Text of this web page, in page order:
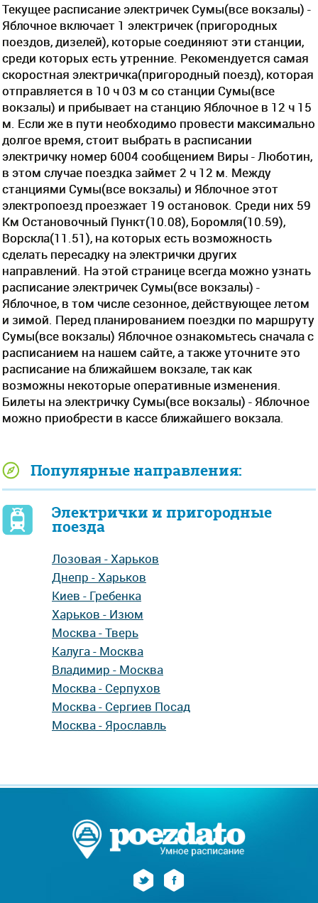
Текущее расписание электричек Сумы(все вокзалы) -
Яблочное включает 1 электричек (пригородных
поездов, дизелей), которые соединяют эти станции,
среди которых есть утренние. Рекомендуется самая
скоростная электричка(пригородный поезд), которая
отправляется в 10 ч 03 м со станции Сумы(все
вокзалы) и прибывает на станцию Яблочное в 12 ч 15
м. Если же в пути необходимо провести максимально
долгое время, стоит выбрать в расписании
электричку номер 6004 сообщением Виры - Люботин,
в этом случае поездка займет 2 ч 12 м. Между
станциями Сумы(все вокзалы) и Яблочное этот
электропоезд проезжает 19 остановок. Среди них 59
Км Остановочный Пункт(10.08), Боромля(10.59),
Ворскла(11.51), на которых есть возможность
сделать пересадку на электрички других
направлений. На этой странице всегда можно узнать
расписание электричек Сумы(все вокзалы) -
Яблочное, в том числе сезонное, действующее летом
и зимой. Перед планированием поездки по маршруту
Сумы(все вокзалы) Яблочное ознакомьтесь сначала с
расписанием на нашем сайте, а также уточните это
расписание на ближайшем вокзале, так как
возможны некоторые оперативные изменения.
Билеты на электричку Сумы(все вокзалы) - Яблочное
можно приобрести в кассе ближайшего вокзала.
Популярные направления:
Электрички и пригородные
поезда
Лозовая - Харьков
Днепр - Харьков
Киев - Гребенка
Харьков - Изюм
Москва - Тверь
Калуга - Москва
Владимир - Москва
Москва - Серпухов
Москва - Сергиев Посад
Москва - Ярославль